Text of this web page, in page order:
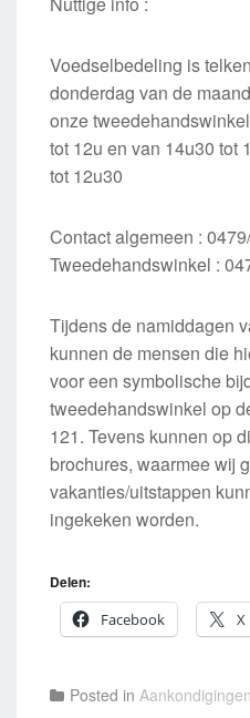
Voedselbedeling is
donderdag van de
onze
tot 12u en van 14u30
tot 12u30
Contact algemeen :
Tweedehandswinkel :
Tijdens de namiddagen
kunnen de mensen die
voor een symbolische
tweedehandswinkel op
121. Tevens kunnen op
brochures, waarmee wij
vakanties/uitstappen
ingekeken worden.
Delen:
Facebook
X
Posted in Aankondigingen